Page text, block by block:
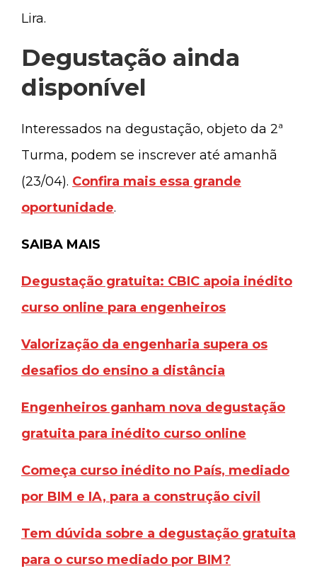
Lira.
Degustação ainda
disponível
Interessados na degustação, objeto da 2ª
Turma, podem se inscrever até amanhã
(23/04). Confira mais essa grande
oportunidade.
SAIBA MAIS
Degustação gratuita: CBIC apoia inédito
curso online para engenheiros
Valorização da engenharia supera os
desafios do ensino a distância
Engenheiros ganham nova degustação
gratuita para inédito curso online
Começa curso inédito no País, mediado
por BIM e IA, para a construção civil
Tem dúvida sobre a degustação gratuita
para o curso mediado por BIM?